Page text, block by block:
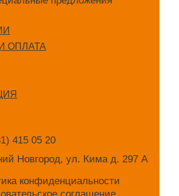
ОПЛАТА
415 05 20
Новгород, ул. Кима д. 297 А
конфиденциальности